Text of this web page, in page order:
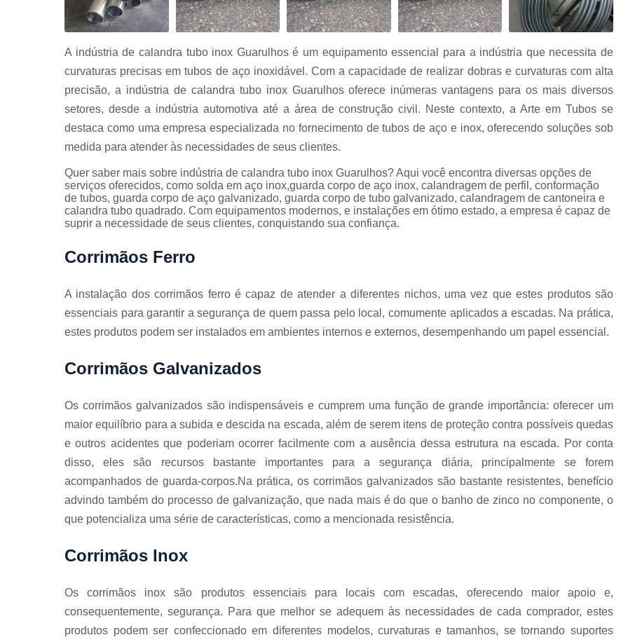
Dobra de
chapas
tubo
corte
Guarda
corpos
corpos ferro
Guarda
corpos
galvanizados
Serviços de
dobra
aço
aço carbono
Corrimão Aço Tipo
Corrimão de
Corrimão de Aço Galvanizado
Corrimão em
Corrimão em Tubo de Aço
Corrimão Galvanizado com
Corrimão
Corrimão de Ferro
Corrimão Escada Interna Ferro
Corrimão com Ferro Tipo
Corrimão de Escada de Ferro
Corrimão de Inox para
Corrimão Escada Interna
Corrimão Inox de Escada
Corte a Laser Oxigênio
Corte e Dobra de Chapa a Laser
A indústria de calandra tubo inox Guarulhos é um equipamento essencial para a indústria que necessita de
curvaturas precisas em tubos de aço inoxidável. Com a capacidade de realizar dobras e curvaturas com alta
precisão, a indústria de calandra tubo inox Guarulhos oferece inúmeras vantagens para os mais diversos
setores, desde a indústria automotiva até a área de construção civil. Neste contexto, a Arte em Tubos se
destaca como uma empresa especializada no fornecimento de tubos de aço e inox, oferecendo soluções sob
medida para atender às necessidades de seus clientes.
Quer saber mais sobre indústria de calandra tubo inox Guarulhos? Aqui você encontra diversas opções de
serviços oferecidos, como solda em aço inox,guarda corpo de aço inox, calandragem de perfil, conformação
de tubos, guarda corpo de aço galvanizado, guarda corpo de tubo galvanizado, calandragem de cantoneira e
calandra tubo quadrado. Com equipamentos modernos, e instalações em ótimo estado, a empresa é capaz de
suprir a necessidade de seus clientes, conquistando sua confiança.
Corrimãos Ferro
A instalação dos corrimãos ferro é capaz de atender a diferentes nichos, uma vez que estes produtos são
essenciais para garantir a segurança de quem passa pelo local, comumente aplicados a escadas. Na prática,
estes produtos podem ser instalados em ambientes internos e externos, desempenhando um papel essencial.
Corrimãos Galvanizados
Os corrimãos galvanizados são indispensáveis e cumprem uma função de grande importância: oferecer um
maior equilíbrio para a subida e descida na escada, além de serem itens de proteção contra possíveis quedas
e outros acidentes que poderiam ocorrer facilmente com a ausência dessa estrutura na escada. Por conta
disso, eles são recursos bastante importantes para a segurança diária, principalmente se forem
acompanhados de guarda-corpos.Na prática, os corrimãos galvanizados são bastante resistentes, benefício
advindo também do processo de galvanização, que nada mais é do que o banho de zinco no componente, o
que potencializa uma série de características, como a mencionada resistência.
Corrimãos Inox
Os corrimãos inox são produtos essenciais para locais com escadas, oferecendo maior apoio e,
consequentemente, segurança. Para que melhor se adequem às necessidades de cada comprador, estes
produtos podem ser confeccionado em diferentes modelos, curvaturas e tamanhos, se tornando suportes